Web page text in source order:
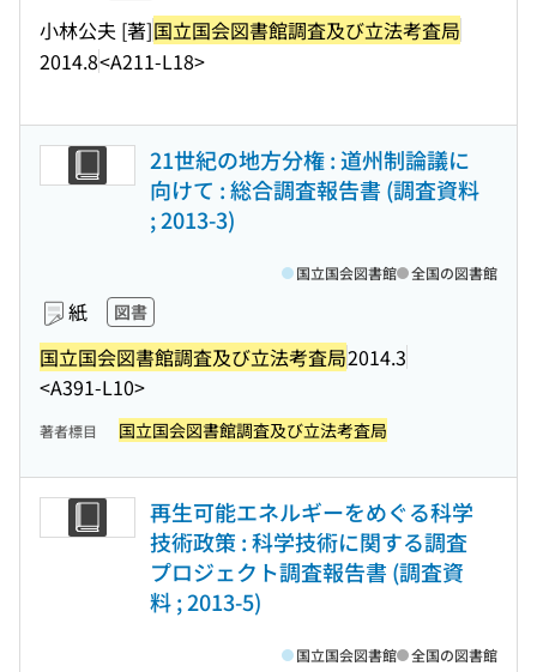
小林公夫 [著]国立国会図書館調査及び立法考査局
2014.8<A211-L18>
21世紀の地方分権 : 道州制論議に
向けて : 総合調査報告書 (調査資料
; 2013-3)
紙 図書
国立国会図書館調査及び立法考査局2014.3
<A391-L10>
国立国会図書館 全国の図書館
著者標目 国立国会図書館調査及び立法考査局
再生可能エネルギーをめぐる科学
技術政策 : 科学技術に関する調査
プロジェクト調査報告書 (調査資
料 ; 2013-5)
国立国会図書館 全国の図書館